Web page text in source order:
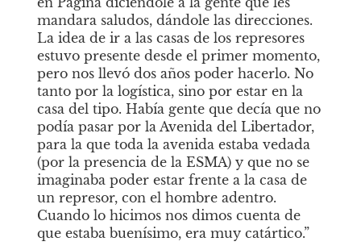
mandara saludos, dándole las direcciones.
La idea de ir a las casas de los represores
estuvo presente desde el primer momento,
pero nos llevó dos años poder hacerlo. No
tanto por la logística, sino por estar en la
casa del tipo. Había gente que decía que no
podía pasar por la Avenida del Libertador,
para la que toda la avenida estaba vedada
(por la presencia de la ESMA) y que no se
imaginaba poder estar frente a la casa de
un represor, con el hombre adentro.
Cuando lo hicimos nos dimos cuenta de
que estaba buenísimo, era muy catártico.”